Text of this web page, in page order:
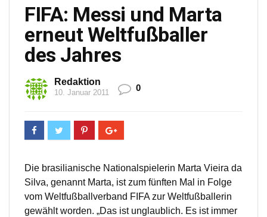
FIFA: Messi und Marta
erneut Weltfußballer
des Jahres
Redaktion
10. Januar 2011 0
Die brasilianische Nationalspielerin Marta Vieira da
Silva, genannt Marta, ist zum fünften Mal in Folge
vom Weltfußballverband FIFA zur Weltfußballerin
gewählt worden. „Das ist unglaublich. Es ist immer